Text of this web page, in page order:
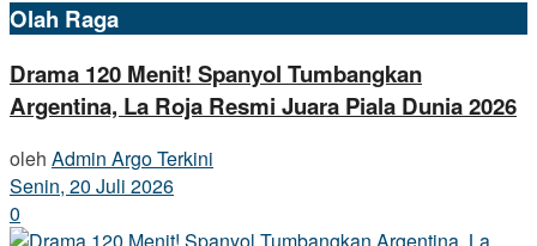
Olah Raga
Drama 120 Menit! Spanyol Tumbangkan
Argentina, La Roja Resmi Juara Piala Dunia 2026
oleh Admin Argo Terkini
Senin, 20 Juli 2026
0